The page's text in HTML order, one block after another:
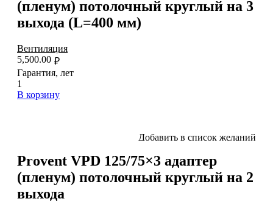
(пленум) потолочный круглый на 3
выхода (L=400 мм)
Вентиляция
₽
5,500.00
Гарантия, лет
1
В корзину
Добавить в список желаний
Provent VPD 125/75×3 адаптер
(пленум) потолочный круглый на 2
выхода